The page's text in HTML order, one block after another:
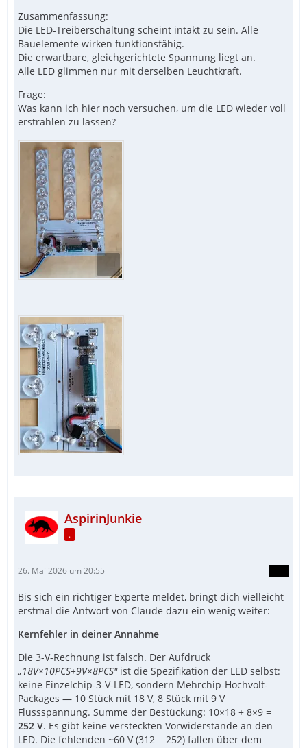
Zusammenfassung:
Die LED-Treiberschaltung scheint intakt zu sein. Alle
Bauelemente wirken funktionsfähig.
Die erwartbare, gleichgerichtete Spannung liegt an.
Alle LED glimmen nur mit derselben Leuchtkraft.
Frage:
Was kann ich hier noch versuchen, um die LED wieder voll
erstrahlen zu lassen?
AspirinJunkie
.
26. Mai 2026 um 20:55
Bis sich ein richtiger Experte meldet, bringt dich vielleicht
erstmal die Antwort von Claude dazu ein wenig weiter:
Kernfehler in deiner Annahme
Die 3-V-Rechnung ist falsch. Der Aufdruck
„18V×10PCS+9V×8PCS"ist die Spezifikation der LED selbst:
keine Einzelchip-3-V-LED, sondern Mehrchip-Hochvolt-
Packages — 10 Stück mit 18 V, 8 Stück mit 9 V
Flussspannung. Summe der Bestückung: 10×18 + 8×9 =
252 V. Es gibt keine versteckten Vorwiderstände an den
LED. Die fehlenden ~60 V (312 − 252) fallen über dem